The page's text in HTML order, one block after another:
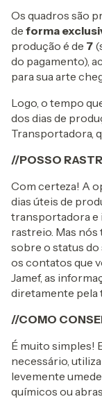
Os quadros são
de forma
produção é de 7
do pagamento),
para sua arte
Logo, o tempo
dos dias de
Transportadora,
//POSSO
Com certeza! A
dias úteis de
transportadora e
rastreio. Mas
sobre o status
os contatos que
Jamef, as
diretamente pela
//COMO
É muito simples!
necessário,
levemente
químicos ou